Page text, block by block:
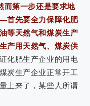
而第一步还是要求地
首先要全力保障化肥
等天然气和煤炭生产
产用天然气、煤炭供
化肥生产企业的用电
炭生产企业正常开工
上来了，某些人所谓